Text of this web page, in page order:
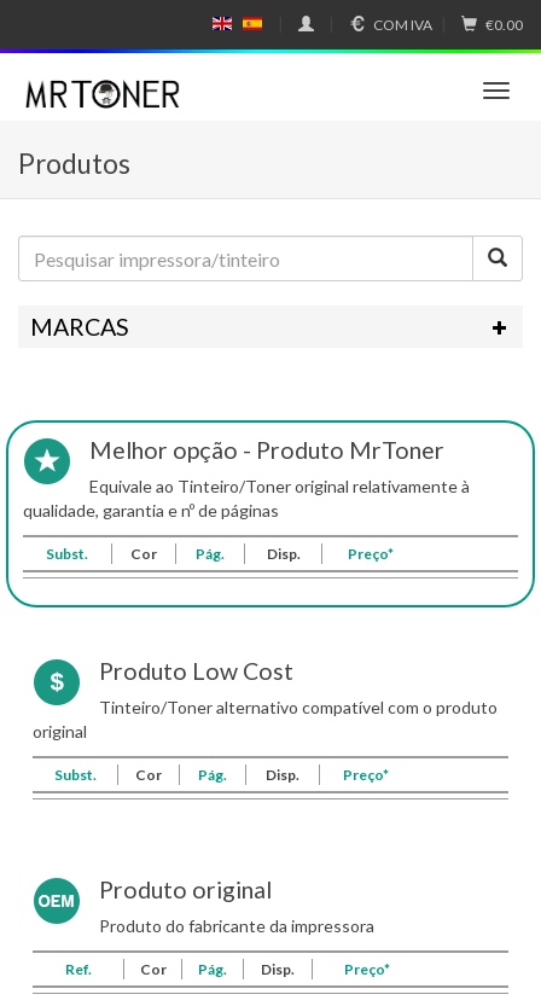
N
SP
COM IVA €0.00
T
n
a
v
g
Produtos
MARCAS
Melhor opção - Produto MrToner
Equivale ao Tinteiro/Toner original relativamente à
qualidade, garantia e nº de páginas
Subst. Cor Pág. Disp. Preço*
Produto Low Cost
Tinteiro/Toner alternativo compatível com o produto
original
Subst. Cor Pág. Disp. Preço*
Produto original
Produto do fabricante da impressora
Ref. Cor Pág. Disp. Preço*